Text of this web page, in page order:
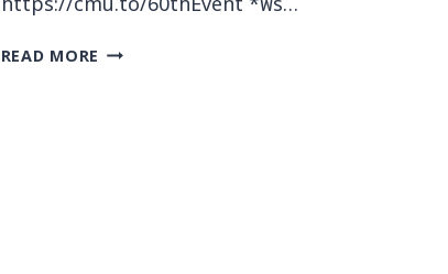
READ MORE